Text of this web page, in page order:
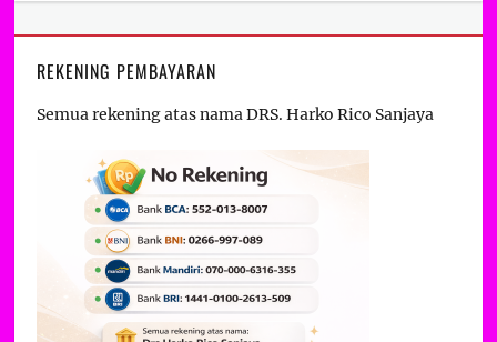
REKENING PEMBAYARAN
Semua rekening atas nama DRS. Harko Rico Sanjaya